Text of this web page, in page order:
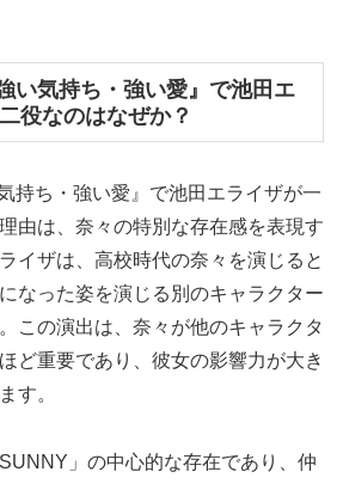
い気持ち・強い愛』で池田エ
役なのはなぜか？
持ち・強い愛』で池田エライザが一
由は、奈々の特別な存在感を表現す
イザは、高校時代の奈々を演じると
なった姿を演じる別のキャラクター
この演出は、奈々が他のキャラクタ
ど重要であり、彼女の影響力が大き
す。
」の中心的な存在であり、仲